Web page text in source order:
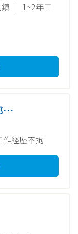
1~2年工
作經歷不拘